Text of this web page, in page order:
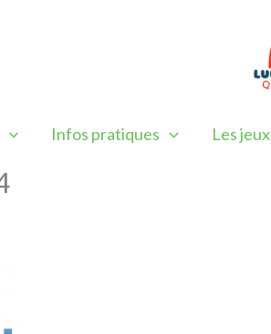
Infos pratiques Les jeux